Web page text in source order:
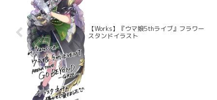
【Works】『ウマ娘5thライブ』フラワー
スタンドイラスト